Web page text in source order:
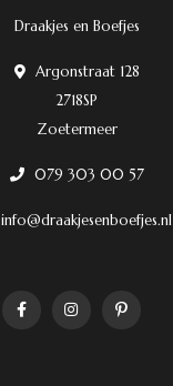
Draakjes en Boefjes
Argonstraat 128
2718SP
Zoetermeer
079 303 00 57
info@draakjesenboefjes.nl